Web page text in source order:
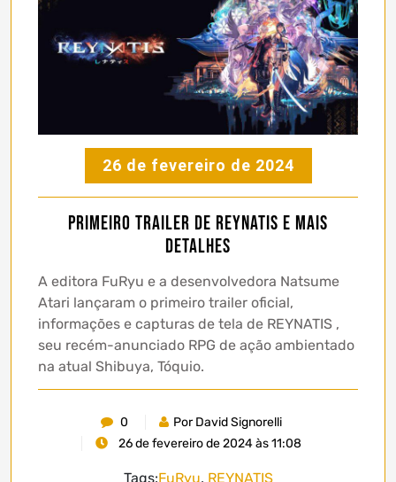
26 de fevereiro de 2024
Primeiro trailer de REYNATIS e mais
detalhes
A editora FuRyu e a desenvolvedora Natsume
Atari lançaram o primeiro trailer oficial,
informações e capturas de tela de REYNATIS ,
seu recém-anunciado RPG de ação ambientado
na atual Shibuya, Tóquio.
0
Por David Signorelli
26 de fevereiro de 2024 às 11:08
Tags:FuRyu, REYNATIS